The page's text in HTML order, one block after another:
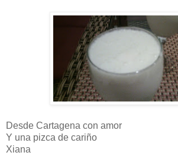
Desde Cartagena con amor
Y una pizca de cariño
Xiana